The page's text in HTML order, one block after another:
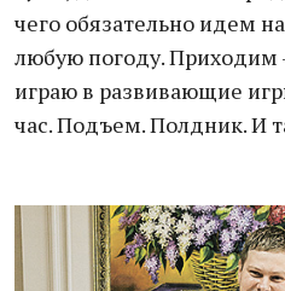
чего обязательно идем
любую погоду.
играю в развивающие
час. Подъем. Полдник. И